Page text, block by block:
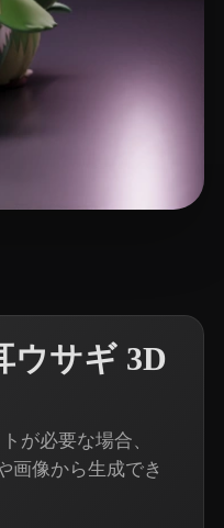
ウサギ 3D
が必要な場合、
画像から生成でき